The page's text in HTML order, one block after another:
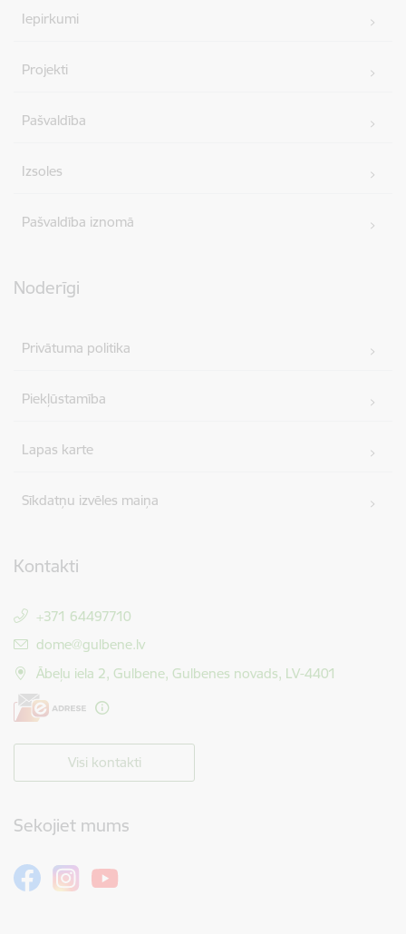
Iepirkumi
Projekti
Pašvaldība
Izsoles
Pašvaldība iznomā
Noderīgi
Privātuma politika
Piekļūstamība
Lapas karte
Sīkdatņu izvēles maiņa
Kontakti
+371 64497710
E-pasts:
dome@gulbene.lv
Ābeļu iela 2, Gulbene, Gulbenes novads, LV-4401
Visi kontakti
Sekojiet mums